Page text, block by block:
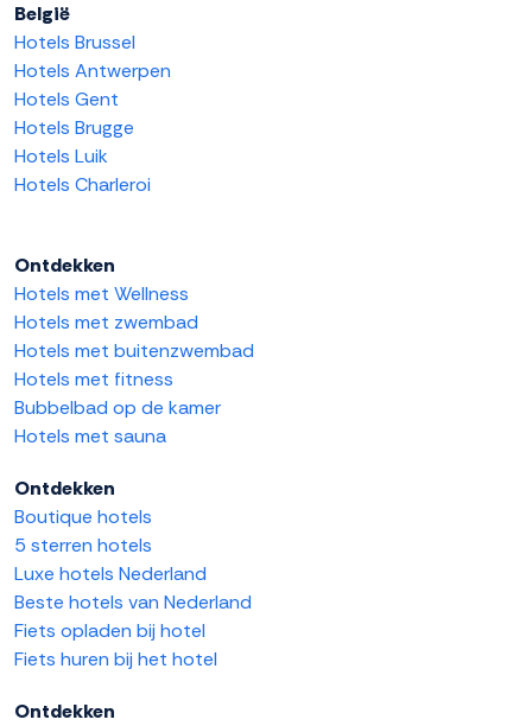
België
Hotels Brussel
Hotels Antwerpen
Hotels Gent
Hotels Brugge
Hotels Luik
Hotels Charleroi
Ontdekken
Hotels met Wellness
Hotels met zwembad
Hotels met buitenzwembad
Hotels met fitness
Bubbelbad op de kamer
Hotels met sauna
Ontdekken
Boutique hotels
5 sterren hotels
Luxe hotels Nederland
Beste hotels van Nederland
Fiets opladen bij hotel
Fiets huren bij het hotel
Ontdekken